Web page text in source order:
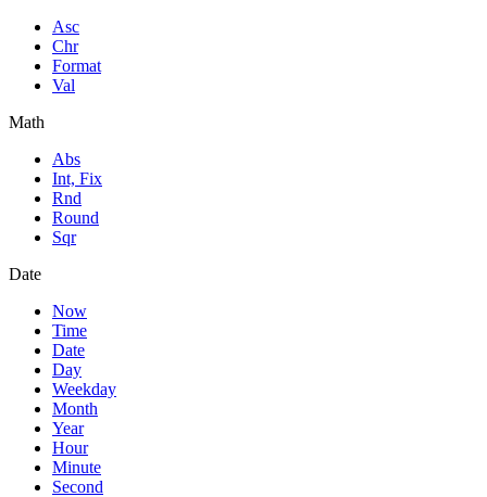
Asc
Chr
Format
Val
Math
Abs
Int, Fix
Rnd
Round
Sqr
Date
Now
Time
Date
Day
Weekday
Month
Year
Hour
Minute
Second